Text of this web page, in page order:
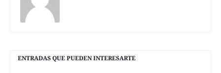
ENTRADAS QUE PUEDEN INTERESARTE